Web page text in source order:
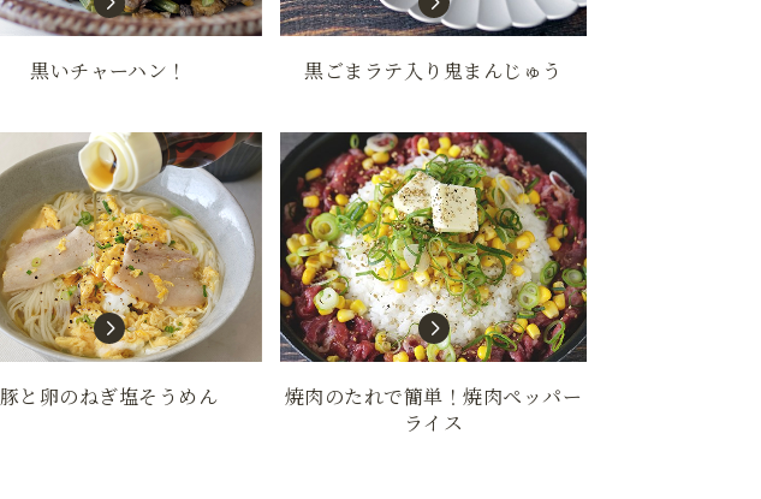
黒いチャーハン！ 黒ごまラテ入り鬼まんじゅう
豚と卵のねぎ塩そうめん
焼肉のたれで簡単！焼肉ペッパー
ライス